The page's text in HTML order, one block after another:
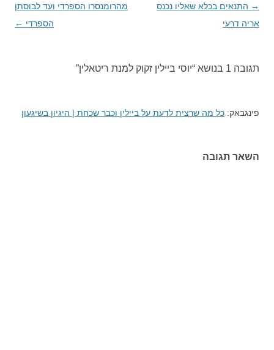
ניווט
בפוסטים
→ התנאים בכלא שאליו נכנס
אריה דרעי
מהרומנסרו הספרדי ועד לבוסתן
הספרדי ←
תגובה 1 בנושא “ יוסי ביילין זקוק למנת ריטאלין”
פינגבאק: כל מה שרצית לדעת על ביילין וכבר שכחת | היגיון בשיגעון
השאר תגובה